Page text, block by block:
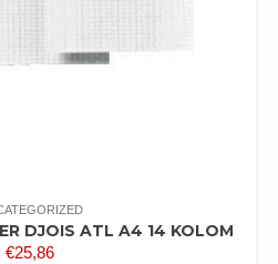
DJOIS ATL A4 14 KOLOM
€25,86